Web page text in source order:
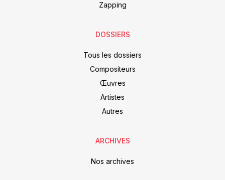
Zapping
DOSSIERS
Tous les dossiers
Compositeurs
Œuvres
Artistes
Autres
ARCHIVES
Nos archives